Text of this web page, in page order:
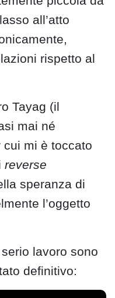
all’atto
rispetto al
Tayag (il
mai né
mi è toccato
reverse
speranza di
l’oggetto
lavoro sono
definitivo: